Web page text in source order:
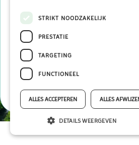
© ECO2050
Disclaimerpowered by
STRIKT NOODZAKELIJK
PRESTATIE
TARGETING
FUNCTIONEEL
ALLES ACCEPTEREN ALLES
DETAILS WEERGEVEN